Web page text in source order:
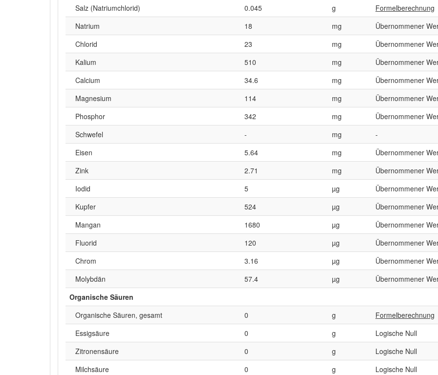
Salz (Natriumchlorid)
0.045 g
Formelberechnung
Natrium
18 mg
Übernommener
Chlorid
23 mg
Übernommener
Kalium
510 mg
Übernommener
Calcium
34.6 mg
Übernommener
Magnesium
114 mg
Übernommener
Phosphor
342 mg
Übernommener
Schwefel
- mg
-
Eisen
5.64 mg
Übernommener
Zink
2.71 mg
Übernommener
Iodid
5 µg
Übernommener
Kupfer
524 µg
Übernommener
Mangan
1680 µg
Übernommener
Fluorid
120 µg
Übernommener
Chrom
3.16 µg
Übernommener
Molybdän
57.4 µg
Übernommener
Organische Säuren
Organische Säuren, gesamt
0 g
Formelberechnung
Essigsäure
0 g
Logische Null
Zitronensäure
0 g
Logische Null
Milchsäure
0 g Logische Null